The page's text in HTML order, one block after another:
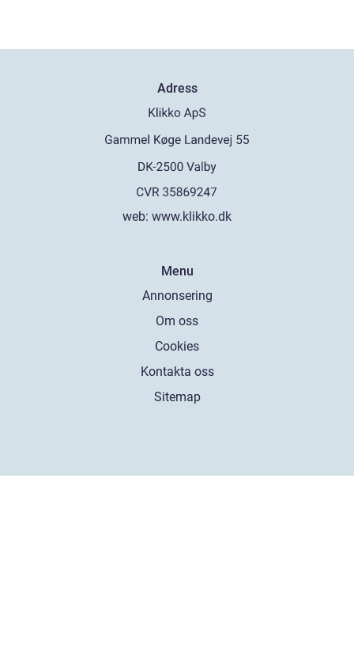
Adress
web: www.klikko.dk
Menu
Annonsering
Om oss
Cookies
Kontakta oss
Sitemap